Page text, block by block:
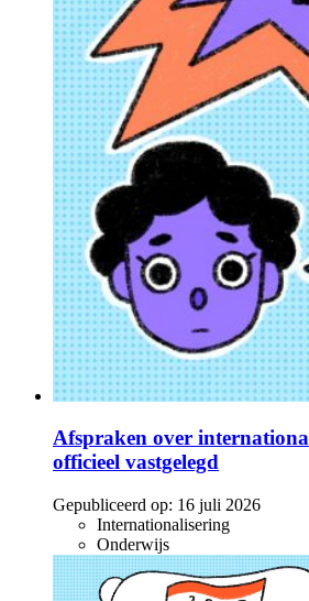
Afspraken over
officieel vastgelegd
Gepubliceerd op: 16 juli 2026
Internationalisering
Onderwijs